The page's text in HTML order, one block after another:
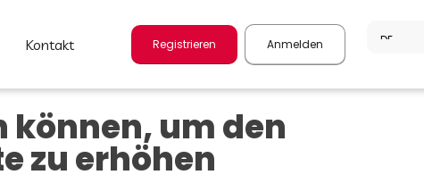
kontakt Registrieren Anmelden
können, um den
zu erhöhen